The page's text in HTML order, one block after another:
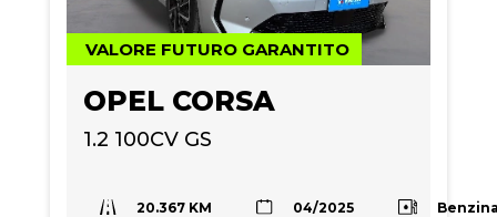
VALORE FUTURO GARANTITO
OPEL CORSA
1.2 100CV GS
20.367 KM 04/2025